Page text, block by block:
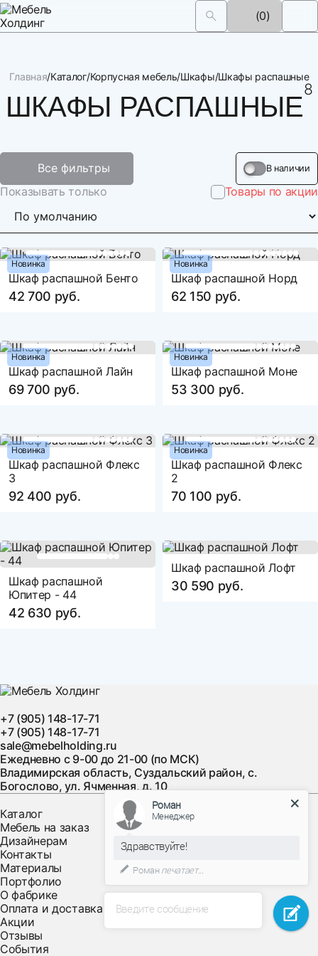
(0)
Главная Каталог Корпусная мебель Шкафы Шкафы распашные
ШКАФЫ РАСПАШНЫЕ
8
Все фильтры В наличии
Показывать только Товары по акции
Новинка
Шкаф распашной Бенто
42 700 руб.
Новинка
Шкаф распашной Норд
62 150 руб.
Новинка
Шкаф распашной Лайн
69 700 руб.
Новинка
Шкаф распашной Моне
53 300 руб.
Новинка
Шкаф распашной Флекс
3
92 400 руб.
Новинка
Шкаф распашной Флекс
2
70 100 руб.
Шкаф распашной
Юпитер - 44
42 630 руб.
Шкаф распашной Лофт
30 590 руб.
+7 (905) 148-17-71
+7 (905) 148-17-71
sale@mebelholding.ru
Ежедневно с 9-00 до 21-00 (по МСК)
Владимирская область, Суздальский район, с.
Богослово, ул. Ячменная, д. 10
Каталог
Мебель на заказ
Дизайнерам
Контакты
Материалы
Портфолио
О фабрике
Оплата и доставка
Акции
Отзывы
События
30
Введите сообщение
Роман
Менеджер
Здравствуйте!
Романпечатает...